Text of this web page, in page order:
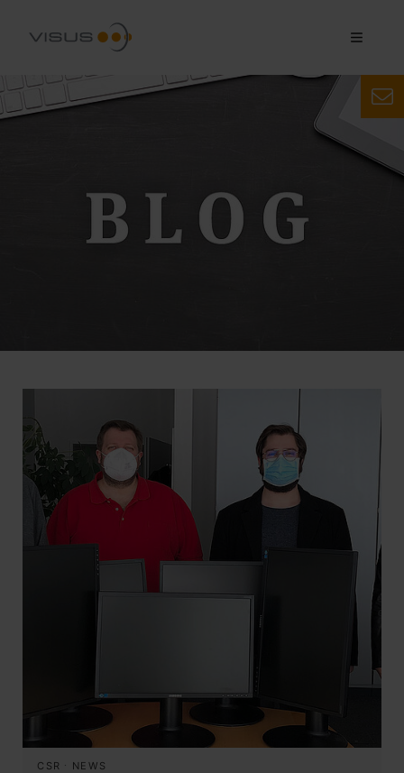
CSR · NEWS